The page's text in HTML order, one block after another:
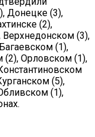
Донецке (3),
(2),
(3),
(1),
(2), Орловском (1),
(5),
(1),